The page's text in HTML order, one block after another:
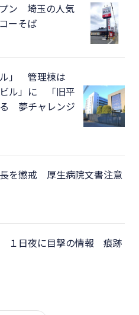
プン 埼玉の人気
ーそば
」 管理棟は
ビル」に 「旧平
夢チャレンジ
を懲戒 厚生病院文書注意
１日夜に目撃の情報 痕跡